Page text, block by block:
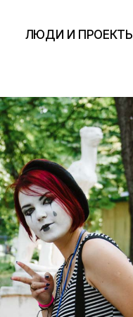
ЛЮДИ И